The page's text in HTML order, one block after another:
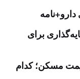
دارو+نامه
برای
مسکن؛ کدام